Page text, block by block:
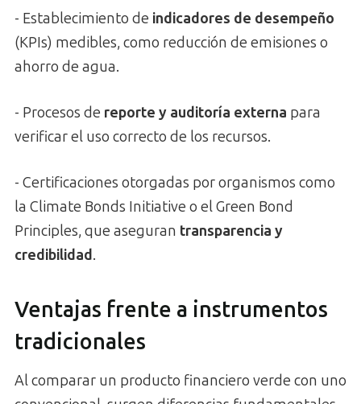
- Establecimiento de indicadores de desempeño
(KPIs) medibles, como reducción de emisiones o
ahorro de agua.
- Procesos de reporte y auditoría externa para
verificar el uso correcto de los recursos.
- Certificaciones otorgadas por organismos como
la Climate Bonds Initiative o el Green Bond
Principles, que aseguran transparencia y
credibilidad.
Ventajas frente a instrumentos
tradicionales
Al comparar un producto financiero verde con uno